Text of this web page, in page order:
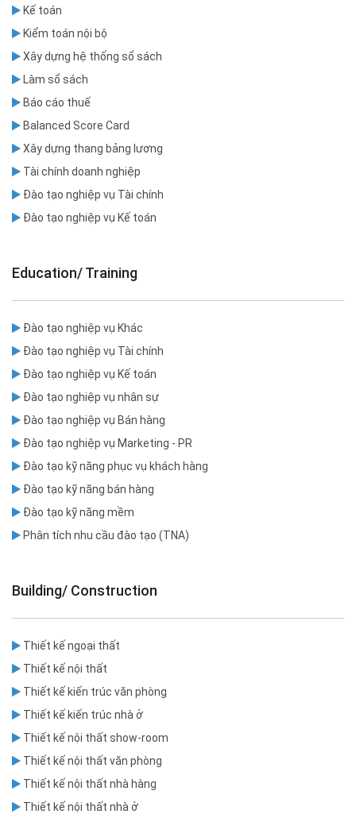
Kế toán
Kiểm toán nội bộ
Xây dựng hệ thống sổ sách
Làm sổ sách
Báo cáo thuế
Balanced Score Card
Xây dựng thang bảng lương
Tài chính doanh nghiệp
Đào tạo nghiệp vụ Tài chính
Đào tạo nghiệp vụ Kế toán
Education/ Training
Đào tạo nghiệp vụ Khác
Đào tạo nghiệp vụ Tài chính
Đào tạo nghiệp vụ Kế toán
Đào tạo nghiệp vụ nhân sự
Đào tạo nghiệp vụ Bán hàng
Đào tạo nghiệp vụ Marketing - PR
Đào tạo kỹ năng phục vụ khách hàng
Đào tạo kỹ năng bán hàng
Đào tạo kỹ năng mềm
Phân tích nhu cầu đào tạo (TNA)
Building/ Construction
Thiết kế ngoại thất
Thiết kế nội thất
Thiết kế kiến trúc văn phòng
Thiết kế kiến trúc nhà ở
Thiết kế nội thất show-room
Thiết kế nội thất văn phòng
Thiết kế nội thất nhà hàng
Thiết kế nội thất nhà ở